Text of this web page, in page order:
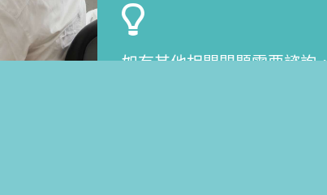
如有其他相關問題需要諮詢